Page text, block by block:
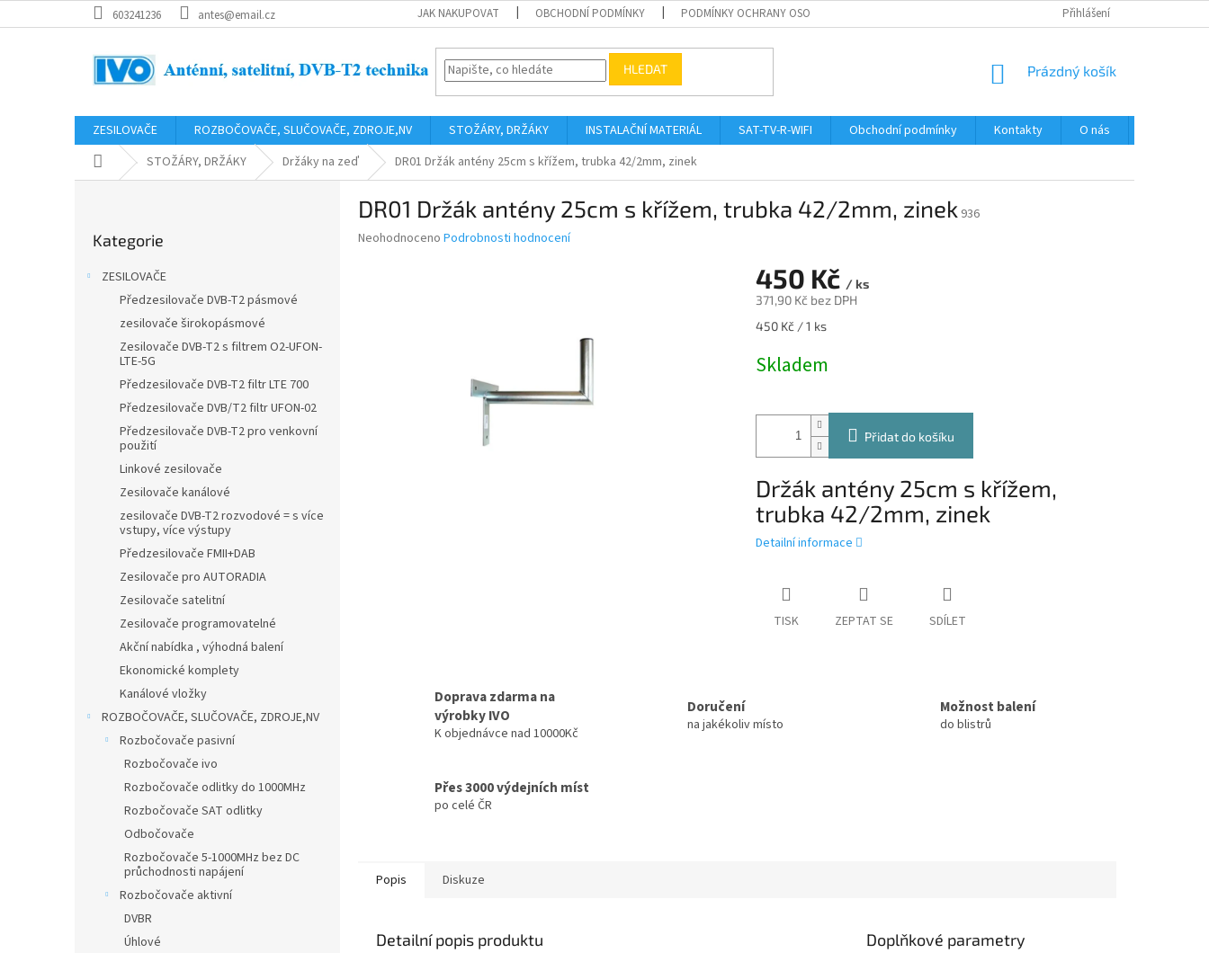
na
603241236 antes@email.cz JAK NAKUPOVAT OBCHODNÍ PODMÍNKY PODMÍNKY OCHRANY OSOBNÍCH ÚDAJŮ Přihlášení
HLEDAT
NÁKUPNÍ
Prázdný košík
ZESILOVAČE ROZBOČOVAČE, SLUČOVAČE, ZDROJE,NV STOŽÁRY, DRŽÁKY INSTALAČNÍ MATERIÁL SAT-TV-R-WIFI Obchodní podmínky Kontakty O nás
Domů STOŽÁRY, DRŽÁKY Držáky na zeď DR01 Držák antény 25cm s křížem, trubka 42/2mm, zinek
kategorie
Kategorie
ZESILOVAČE
Předzesilovače DVB-T2 pásmové
zesilovače širokopásmové
Zesilovače DVB-T2 s filtrem O2-UFON-
LTE-5G
Předzesilovače DVB-T2 filtr LTE 700
Předzesilovače DVB/T2 filtr UFON-02
Předzesilovače DVB-T2 pro venkovní
použití
Linkové zesilovače
Zesilovače kanálové
zesilovače DVB-T2 rozvodové = s více
vstupy, více výstupy
Předzesilovače FMII+DAB
Zesilovače pro AUTORADIA
Zesilovače satelitní
Zesilovače programovatelné
Akční nabídka , výhodná balení
Ekonomické komplety
Kanálové vložky
ROZBOČOVAČE, SLUČOVAČE, ZDROJE,NV
Rozbočovače pasivní
Rozbočovače ivo
Rozbočovače odlitky do 1000MHz
Rozbočovače SAT odlitky
Odbočovače
Rozbočovače 5-1000MHz bez DC
průchodnosti napájení
Rozbočovače aktivní
DVBR
Úhlové
DR01 Držák antény 25cm s křížem, trubka 42/2mm, zinek 936
Průměrné
Neohodnoceno Podrobnosti hodnocení
450 Kč / ks
371,90 Kč bez DPH
Měrná
450 Kč / 1 ks
Skladem
Přidat do košíku
Držák antény 25cm s křížem,
trubka 42/2mm, zinek
Detailní informace
TISK ZEPTAT SE SDÍLET
Doprava zdarma na
výrobky IVO
K objednávce nad 10000Kč
Doručení
na jakékoliv místo
Možnost balení
do blistrů
Přes 3000 výdejních míst
po celé ČR
Popis Diskuze
Detailní popis produktu Doplňkové parametry